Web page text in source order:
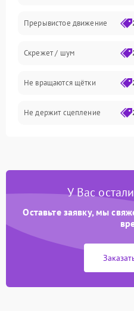
Электрика
Программное обеспечение
Электрика/Механические
Прерывистое движение
Скрежет / шум
Не вращаются щётки
Не держит сцепление
У Вас
Оставьте заявку, мы